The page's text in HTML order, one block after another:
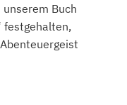
Buch
festgehalten,